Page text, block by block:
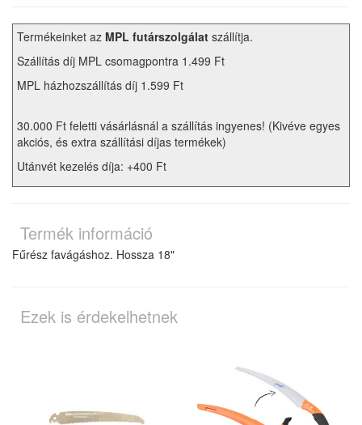
Termékeinket az MPL futárszolgálat szállítja.
Szállítás díj MPL csomagpontra 1.499 Ft
MPL házhozszállítás díj 1.599 Ft
30.000 Ft feletti vásárlásnál a szállítás ingyenes! (Kivéve egyes
akciós, és extra szállítási díjas termékek)
Utánvét kezelés díja: +400 Ft
Termék információ
Fűrész favágáshoz. Hossza 18"
Ezek is érdekelhetnek